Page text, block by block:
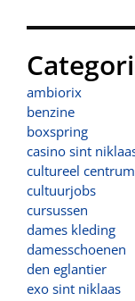
ambiorix
benzine
boxspring
casino sint
cultureel
cultuurjobs
cursussen
dames kleding
damesschoenen
den eglantier
exo sint niklaas